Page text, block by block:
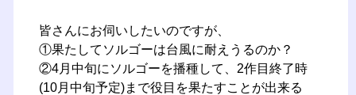
皆さんにお伺いしたいのですが、
①果たしてソルゴーは台風に耐えうるのか？
②4月中旬にソルゴーを播種して、2作目終了時
(10月中旬予定)まで役目を果たすことが出来る